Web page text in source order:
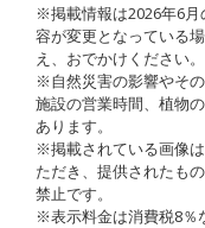
※掲載情報は2026年6月
容が変更となっている
え、おでかけください。
※自然災害の影響やそ
施設の営業時間、植物
あります。
※掲載されている画像
ただき、提供されたも
禁止です。
※表示料金は消費税8％